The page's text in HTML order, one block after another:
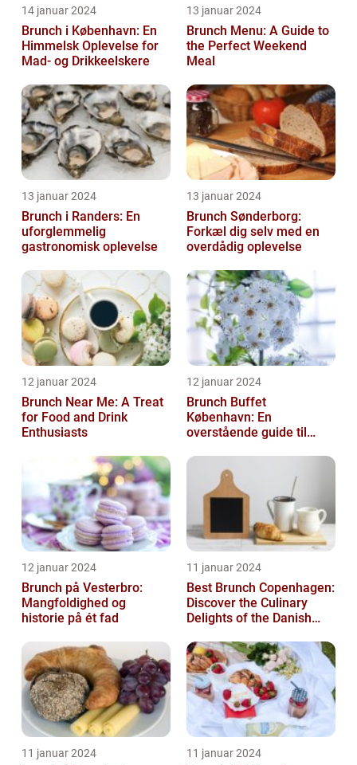
14 januar 2024
Brunch i København: En
Himmelsk Oplevelse for
Mad- og Drikkeelskere
13 januar 2024
Brunch Menu: A Guide to
the Perfect Weekend
Meal
13 januar 2024
Brunch i Randers: En
uforglemmelig
gastronomisk oplevelse
13 januar 2024
Brunch Sønderborg:
Forkæl dig selv med en
overdådig oplevelse
12 januar 2024
Brunch Near Me: A Treat
for Food and Drink
Enthusiasts
12 januar 2024
Brunch Buffet
København: En
overstående guide til
12 januar 2024
Brunch på Vesterbro:
Mangfoldighed og
historie på ét fad
11 januar 2024
Best Brunch Copenhagen:
Discover the Culinary
Delights of the Danish
11 januar 2024 11 januar 2024